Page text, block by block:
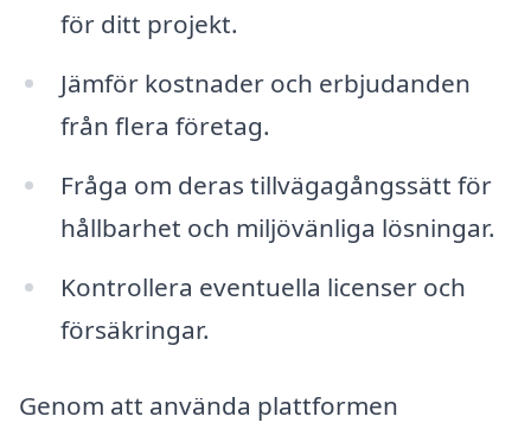
för ditt projekt.
Jämför kostnader och erbjudanden
från flera företag.
Fråga om deras tillvägagångssätt för
hållbarhet och miljövänliga lösningar.
Kontrollera eventuella licenser och
försäkringar.
Genom att använda plattformen